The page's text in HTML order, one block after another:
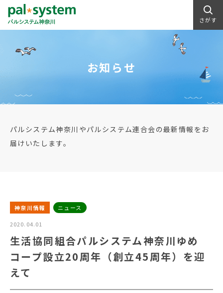
さがす
お知らせ
パルシステム神奈川やパルシステム連合会の最新情報をお
届けいたします。
神奈川情報 ニュース
2020.04.01
生活協同組合パルシステム神奈川ゆめ
コープ設立20周年（創立45周年）を迎
えて